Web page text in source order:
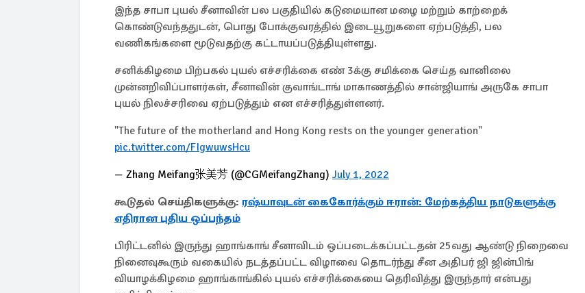
இந்த சாபா புயல் சீனாவின் பல பகுதியில் கடுமையான மழை மற்றும் காற்றைக்
கொண்டுவந்ததுடன், பொது போக்குவரத்தில் இடையூறுகளை ஏற்படுத்தி, பல
வணிகங்களை மூடுவதற்கு கட்டாயப்படுத்தியுள்ளது.
சனிக்கிழமை பிற்பகல் புயல் எச்சரிக்கை எண் 3க்கு சமிக்கை செய்த வானிலை
முன்னறிவிப்பாளர்கள், சீனாவின் குவாங்டாங் மாகாணத்தில் சான்ஜியாங் அருகே சாபா
புயல் நிலச்சரிவை ஏற்படுத்தும் என எச்சரித்துள்ளனர்.
"The future of the motherland and Hong Kong rests on the younger generation"
pic.twitter.com/FIgwuwsHcu
— Zhang Meifang张美芳 (@CGMeifangZhang) July 1, 2022
கூடுதல் செய்திகளுக்கு: ரஷ்யாவுடன் கைகோர்க்கும் ஈரான்: மேற்கத்திய நாடுகளுக்கு
எதிரான புதிய ஒப்பந்தம்
பிரிட்டனில் இருந்து ஹாங்காங் சீனாவிடம் ஒப்படைக்கப்பட்டதன் 25வது ஆண்டு நிறைவை
நினைவுகூரும் வகையில் நடத்தப்பட்ட விழாவை தொடர்ந்து சீன அதிபர் ஜி ஜின்பிங்
வியாழக்கிழமை ஹாங்காங்கில் புயல் எச்சரிக்கையை தெரிவித்து இருந்தார் என்பது